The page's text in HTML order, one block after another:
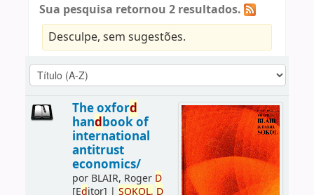
Sua pesquisa retornou 2 resultados.
Desculpe, sem sugestões.
The oxford
handbook of
international
antitrust
economics/
por BLAIR, Roger D
[Editor] | SOKOL, D